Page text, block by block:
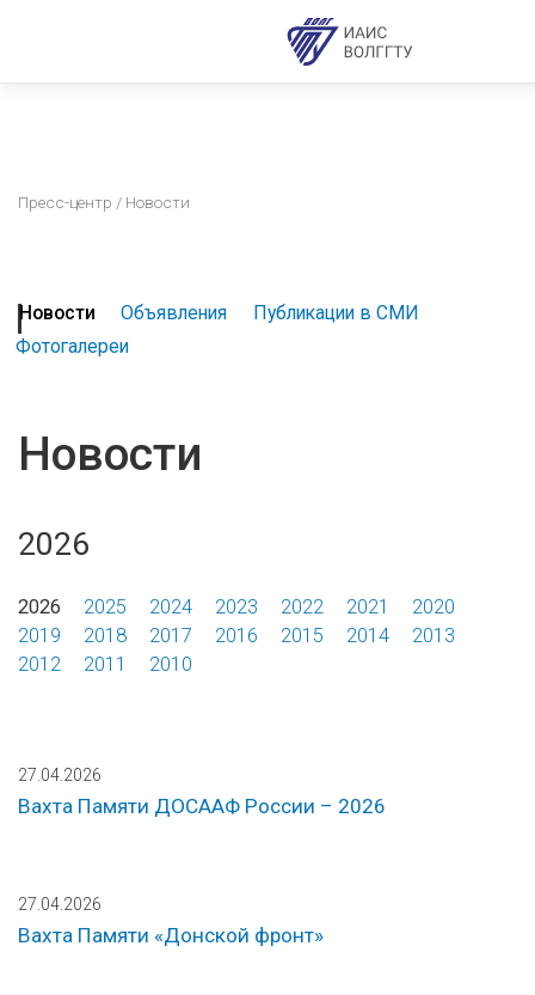
Пресс-центр / Новости
Новости Объявления
Публикации в СМИ
Фотогалереи
Новости
2026
2026 2025 2024 2023 2022 2021
2020
2019
2018 2017 2016 2015 2014
2013
2012
2011 2010
27.04.2026
Вахта Памяти ДОСААФ России – 2026
27.04.2026
Вахта Памяти «Донской фронт»